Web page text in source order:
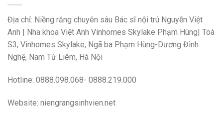
Địa chỉ: Niềng răng chuyên sâu Bác sĩ nội trú Nguyễn Việt
Anh | Nha khoa Việt Anh Vinhomes Skylake Phạm Hùng| Toà
S3, Vinhomes Skylake, Ngã ba Phạm Hùng-Dương Đình
Nghệ, Nam Từ Liêm, Hà Nội
Hotline: 0888.098.068- 0888.219.000
Website: niengrangsinhvien.net